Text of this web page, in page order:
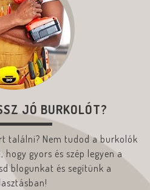
JÓ BURKOLÓT?
találni? Nem tudod a burkolók
gyors és szép legyen a
blogunkat és segítünk a